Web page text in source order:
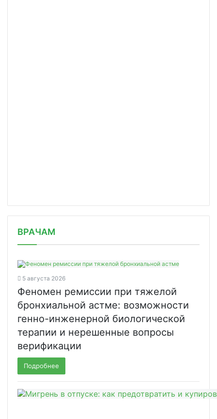
ВРАЧАМ
5 августа 2026
Феномен ремиссии при тяжелой
бронхиальной астме: возможности
генно-инженерной биологической
терапии и нерешенные вопросы
верификации
Подробнее